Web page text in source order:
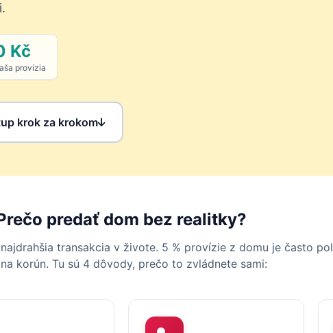
Kč
provízia
krok za krokom
predať dom bez realitky?
transakcia v živote. 5 % provízie z domu je často pol
korún. Tu sú 4 dôvody, prečo to zvládnete sami: